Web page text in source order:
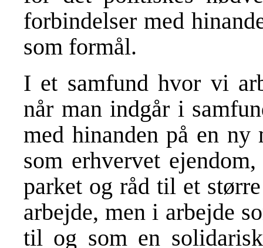
forbindelser med
som formål.
I et samfund hvor vi
når man indgår i
med hinanden på en ny
som erhvervet
parket og råd til et
arbejde, men i arbejde
til og som en